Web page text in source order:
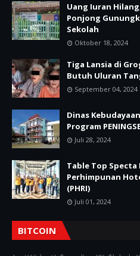
Uang Iuran
Ponjong
Sekolah
Oktober 18, 2024
Tiga Lansia di
Butuh Uluran
September 04, 2024
Dinas
Program
Juli 28, 2024
Table Top
Perhimpunan
(PHRI)
Juli 01, 2024
BITCOIN